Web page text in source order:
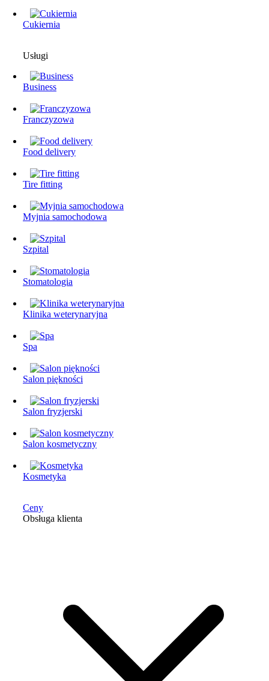
Cukiernia
Usługi
Business
Franczyzowa
Food delivery
Tire fitting
Myjnia samochodowa
Szpital
Stomatologia
Klinika weterynaryjna
Spa
Salon piękności
Salon fryzjerski
Salon kosmetyczny
Kosmetyka
Ceny
Obsługa klienta